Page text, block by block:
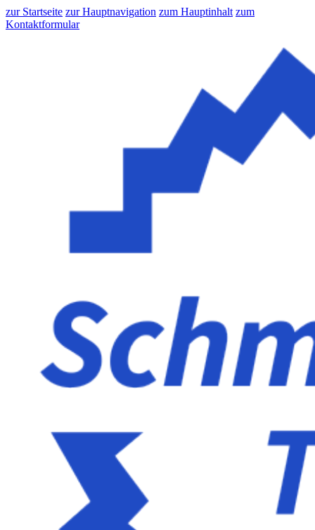
zur Startseite zur Hauptnavigation zum Hauptinhalt zum
Kontaktformular